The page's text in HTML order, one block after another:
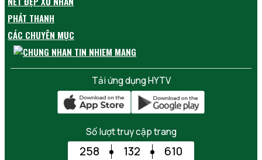
PHÁT THANH
CÁC CHUYÊN MỤC
Tải ứng dụng HYTV
Số lượt truy cập trang
258 132 610